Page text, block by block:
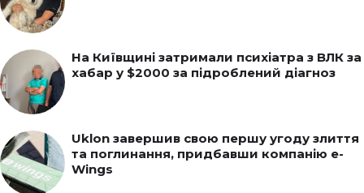
На Київщині затримали психіатра з ВЛК за
хабар у $2000 за підроблений діагноз
Uklon завершив свою першу угоду злиття
та поглинання, придбавши компанію e-
Wings